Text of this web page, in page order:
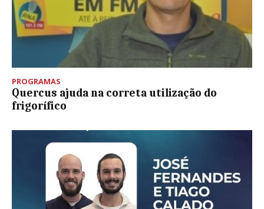
PROGRAMAS
Quercus ajuda na correta utilização do
frigorífico